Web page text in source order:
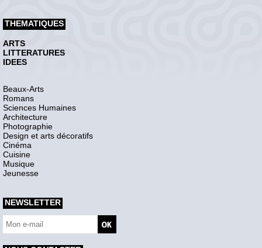
THEMATIQUES
ARTS
LITTERATURES
IDEES
Beaux-Arts
Romans
Sciences Humaines
Architecture
Photographie
Design et arts décoratifs
Cinéma
Cuisine
Musique
Jeunesse
NEWSLETTER